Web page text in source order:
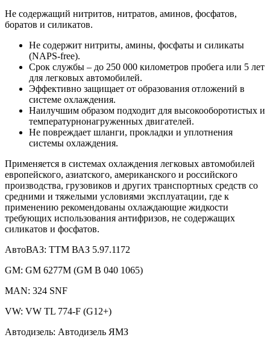
Не содержащий нитритов, нитратов, аминов, фосфатов,
боратов и силикатов.
Не содержит нитриты, амины, фосфаты и силикаты
(NAPS-free).
Cрок службы – до 250 000 километров пробега или 5 лет
для легковых автомобилей.
Эффективно защищает от образования отложений в
системе охлаждения.
Наилучшим образом подходит для высокооборотистых и
температурнонагруженных двигателей.
Не повреждает шланги, прокладки и уплотнения
системы охлаждения.
Применяется в системах охлаждения легковых автомобилей
европейского, азиатского, американского и российского
производства, грузовиков и других транспортных средств со
средними и тяжелыми условиями эксплуатации, где к
применению рекомендованы охлаждающие жидкости
требующих использования антифризов, не содержащих
силикатов и фосфатов.
АвтоВАЗ: ТТМ ВАЗ 5.97.1172
GM: GM 6277M (GM B 040 1065)
MAN: 324 SNF
VW: VW TL 774-F (G12+)
Автодизель: Автодизель ЯМЗ